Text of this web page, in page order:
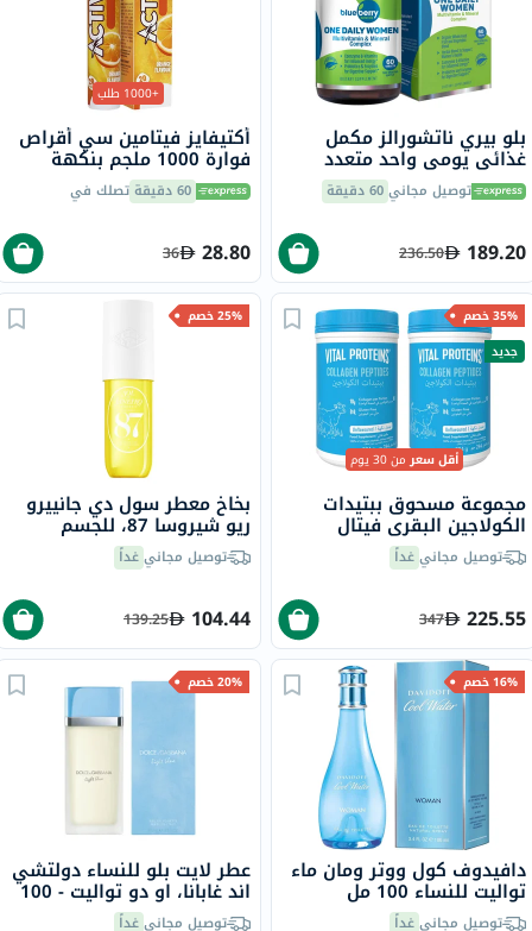
بلو بيري ناتشورالز مكمل
غذائي يومي واحد متعدد
الفيتامينات والمعادن للنساء،
حزمة من 60 قرصتوصيل مجاني60 دقيقة
189.20
236.50
+1000 طلب
أكتيفايز فيتامين سي أقراص
فوارة 1000 ملجم بنكهة
البرتقال حزمة من 20
60 دقيقة تصلك في
28.80
36
35% خصم
جديد
أقل سعرمن 30 يوم
مجموعة مسحوق ببتيدات
الكولاجين البقري فيتال
بروتينز - 2 × 284 جرام
توصيل مجانيغداً
225.55
347
25% خصم
بخاخ معطر سول دي جانييرو
ريو شيروسا 87، للجسم
والشعر، 90 مل
توصيل مجانيغداً
104.44
139.25
16% خصم
دافيدوف كول ووتر ومان ماء
تواليت للنساء 100 مل
توصيل مجانيغداً
20% خصم
عطر لايت بلو للنساء دولتشي
اند غابانا، او دو تواليت - 100
ملتوصيل مجانيغداً